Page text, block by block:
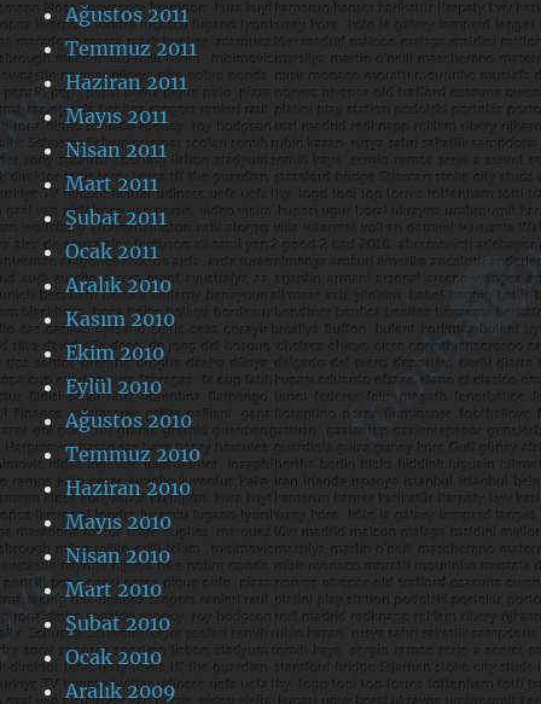
Ağustos 2011
Temmuz 2011
Haziran 2011
Mayıs 2011
Nisan 2011
Mart 2011
Şubat 2011
Ocak 2011
Aralık 2010
Kasım 2010
Ekim 2010
Eylül 2010
Ağustos 2010
Temmuz 2010
Haziran 2010
Mayıs 2010
Nisan 2010
Mart 2010
Şubat 2010
Ocak 2010
Aralık 2009